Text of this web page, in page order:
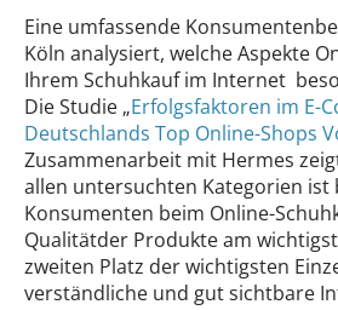
Eine umfassende
Köln analysiert, welche Aspekte
Ihrem Schuhkauf im Internet
Die Studie „Erfolgsfaktoren im E-
Deutschlands Top Online-Shops
Zusammenarbeit mit Hermes
allen untersuchten Kategorien ist
Konsumenten beim Online-
Qualitätder Produkte am
zweiten Platz der wichtigsten
verständliche und gut sichtbare